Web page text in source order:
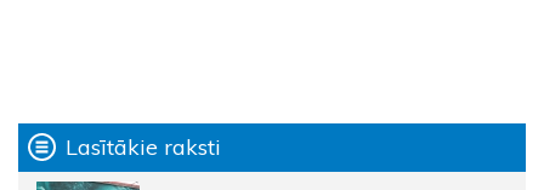
Lasītākie raksti